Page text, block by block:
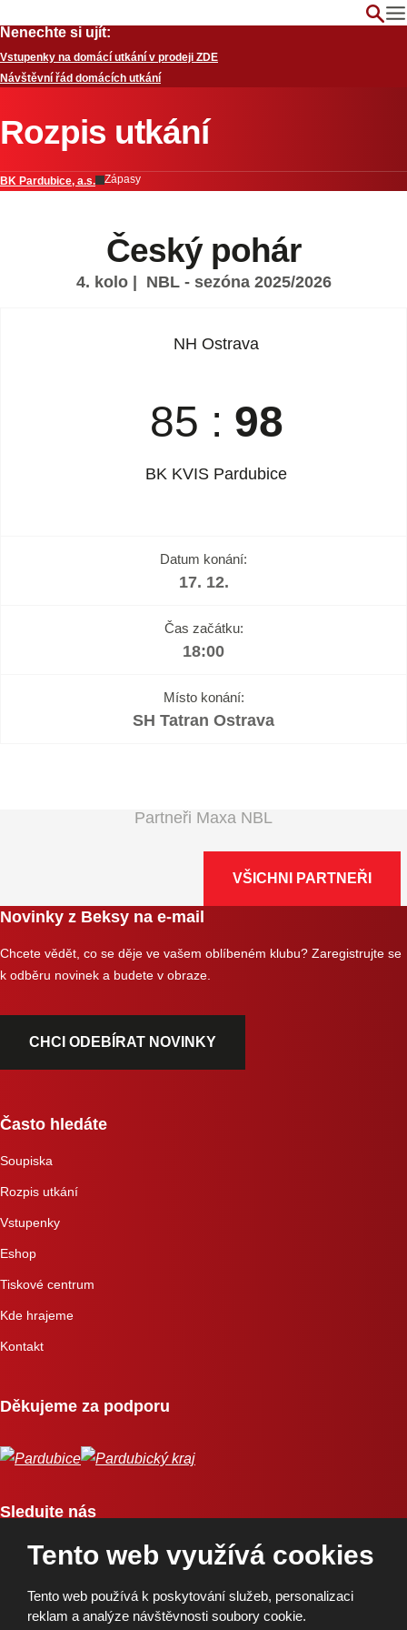
Nenechte si ujít:
Vstupenky na domácí utkání v prodeji ZDE
Návštěvní řád domácích utkání
Rozpis utkání
BK Pardubice, a.s. Zápasy
Český pohár
4. kolo | NBL - sezóna 2025/2026
NH Ostrava
85 : 98
BK KVIS Pardubice
Datum konání:
17. 12.
Čas začátku:
18:00
Místo konání:
SH Tatran Ostrava
Partneři Maxa NBL
VŠICHNI PARTNEŘI
Novinky z Beksy na e-mail
Chcete vědět, co se děje ve vašem oblíbeném klubu? Zaregistrujte se
k odběru novinek a budete v obraze.
CHCI ODEBÍRAT NOVINKY
Často hledáte
Soupiska
Rozpis utkání
Vstupenky
Eshop
Tiskové centrum
Kde hrajeme
Kontakt
Děkujeme za podporu
Sledujte nás
Tento web využívá cookies
Tento web používá k poskytování služeb, personalizaci
reklam a analýze návštěvnosti soubory cookie.